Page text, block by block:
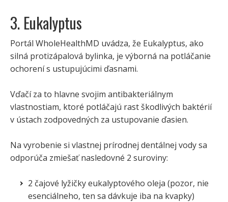
3. Eukalyptus
Portál WholeHealthMD uvádza, že Eukalyptus, ako
silná protizápalová bylinka, je výborná na potláčanie
ochorení s ustupujúcimi ďasnami.
Vďačí za to hlavne svojim antibakteriálnym
vlastnostiam, ktoré potláčajú rast škodlivých baktérií
v ústach zodpovedných za ustupovanie ďasien.
Na vyrobenie si vlastnej prírodnej dentálnej vody sa
odporúča zmiešať nasledovné 2 suroviny:
2 čajové lyžičky eukalyptového oleja (pozor, nie
esenciálneho, ten sa dávkuje iba na kvapky)